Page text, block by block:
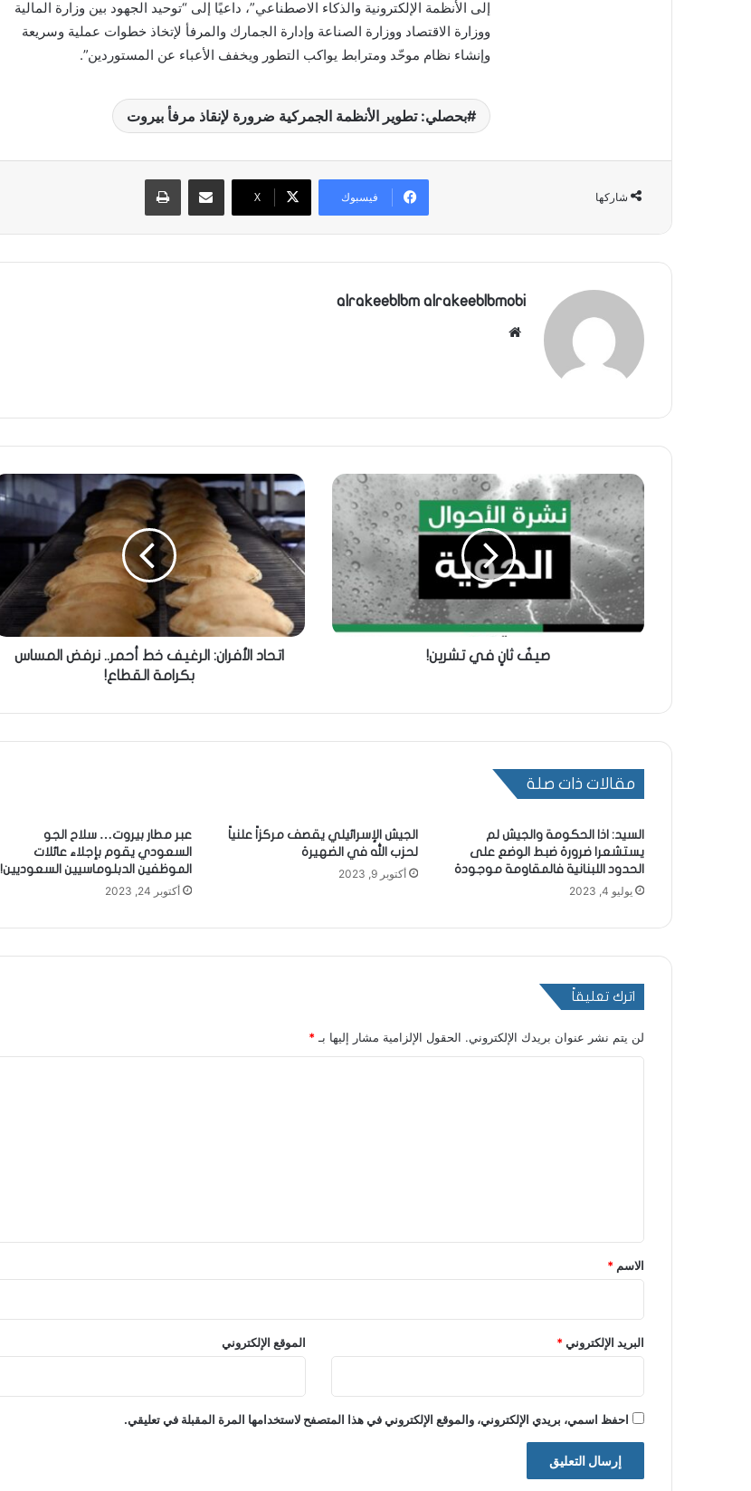
إلى الأنظمة الإلكترونية والذكاء الاصطناعي”، داعيًا إلى “توحيد الجهود بين وزارة المالية
ووزارة الاقتصاد ووزارة الصناعة وإدارة الجمارك والمرفأ لإتخاذ خطوات عملية وسريعة
وإنشاء نظام موحّد ومترابط يواكب التطور ويخفف الأعباء عن المستوردين”.
بحصلي: تطوير الأنظمة الجمركية ضرورة لإنقاذ مرفأ بيروت
شاركها فيسبوك X
مشاركة عبر البريد طباعة
alrakeeblbm alrakeeblbmobi
صيفٌ ثانٍ في تشرين!
اتحاد الأفران: الرغيف خط أحمر.. نرفض المساس
بكرامة القطاع!
مقالات ذات صلة
السيد: اذا الحكومة والجيش لم
يستشعرا ضرورة ضبط الوضع على
الحدود اللبنانية فالمقاومة موجودة
يوليو 4, 2023
الجيش الإسرائيلي يقصف مركزاً علنياً
لحزب الله في الضهيرة
أكتوبر 9, 2023
عبر مطار بيروت… سلاح الجو
السعودي يقوم بإجلاء عائلات
الموظفين الدبلوماسيين السعوديين!
أكتوبر 24, 2023
اترك تعليقاً
لن يتم نشر عنوان بريدك الإلكتروني. الحقول الإلزامية مشار إليها بـ *
*
الاسم *
البريد الإلكتروني* الموقع الإلكتروني
احفظ اسمي، بريدي الإلكتروني، والموقع الإلكتروني في هذا المتصفح لاستخدامها المرة المقبلة في تعليقي.